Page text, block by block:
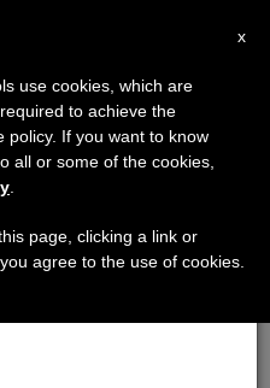
×
haremos la pausa
el periodo de verano
y también el
x
use cookies, which are
to achieve the
policy. If you want to know
all or some of the cookies,
page, clicking a link or
agree to the use of cookies.